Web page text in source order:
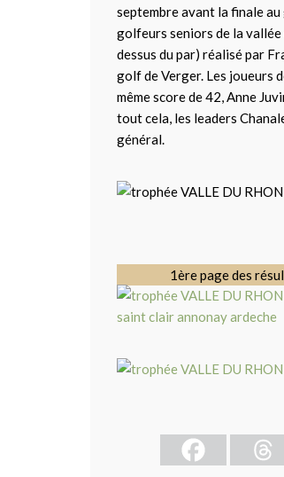
septembre avant la finale
golfeurs seniors de la vallée
dessus du par) réalisé par
golf de Verger. Les joueurs
même score de 42, Anne
tout cela, les leaders
général.
1ère page des